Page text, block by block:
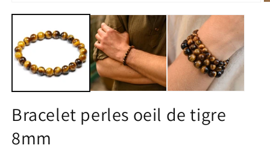
le
dans
une
fenêtre
modale
Bracelet perles oeil de tigre
8mm